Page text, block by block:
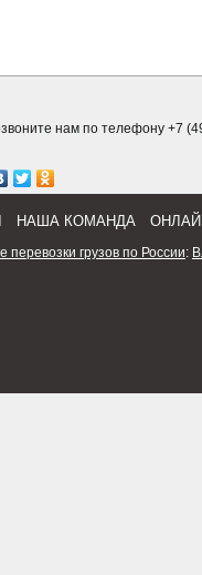
нам по телефону +7
НАША КОМАНДА
перевозки грузов по России: